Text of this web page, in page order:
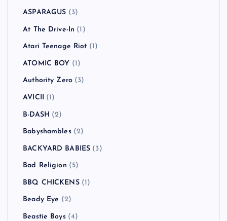
ASPARAGUS (3)
At The Drive-In (1)
Atari Teenage Riot (1)
ATOMIC BOY (1)
Authority Zero (3)
AVICII (1)
B-DASH (2)
Babyshambles(2)
BACKYARD BABIES (3)
Bad Religion (5)
BBQ CHICKENS(1)
Beady Eye (2)
Beastie Boys(4)